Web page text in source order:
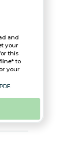
and
your
this
to
your